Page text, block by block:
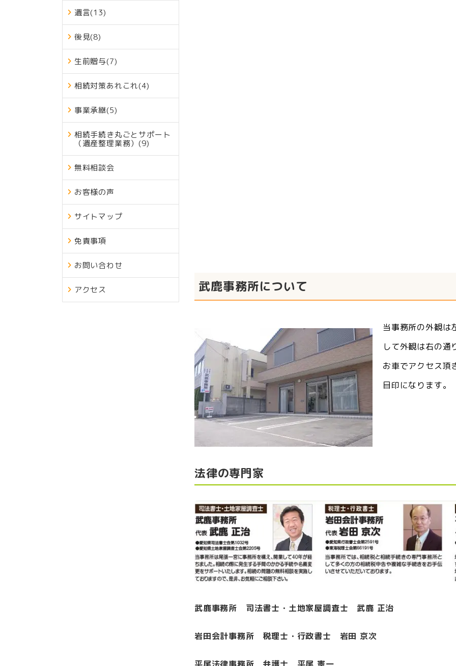
武鹿事務所について
当事務所の外観は
して外観は右の通
お車でアクセス頂
目印になります。
法律の専門家
武鹿事務所 司法書士・土地家屋調査士 武鹿 正治
岩田会計事務所 税理士・行政書士 岩田 京次
遺言(13)
後見(8)
生前贈与(7)
相続対策あれこれ(4)
事業承継(5)
相続手続き丸ごとサポート
（遺産整理業務）(9)
無料相談会
お客様の声
サイトマップ
免責事項
お問い合わせ
アクセス